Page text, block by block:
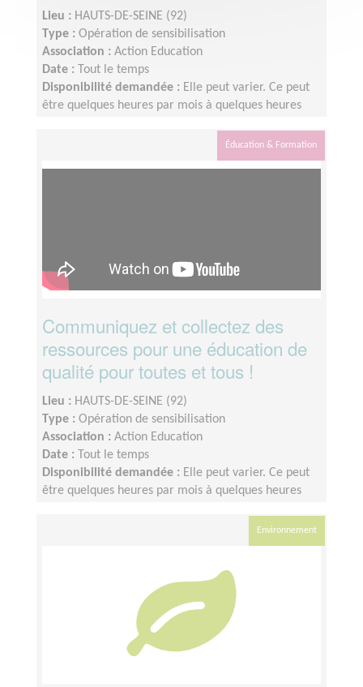
Lieu : HAUTS-DE-SEINE (92)
Type : Opération de sensibilisation
Association : Action Education
Date :
Tout le temps
Disponibilité demandée : Elle peut varier. Ce peut
être quelques heures par mois à quelques heures
Éducation & Formation
Communiquez et collectez des
ressources pour une éducation de
qualité pour toutes et tous !
Lieu : HAUTS-DE-SEINE (92)
Type : Opération de sensibilisation
Association : Action Education
Date :
Tout le temps
Disponibilité demandée : Elle peut varier. Ce peut
être quelques heures par mois à quelques heures
Environnement